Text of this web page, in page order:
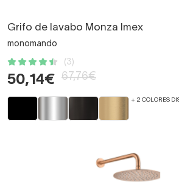
Grifo de lavabo Monza Imex
monomando
(3)
50,14€ 67,76€
+ 2 COLORES